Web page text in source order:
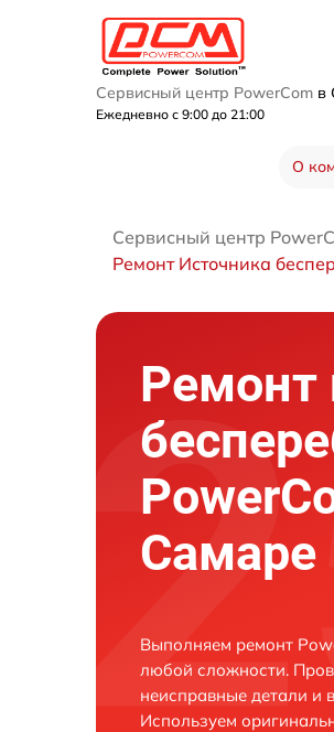
Сервисный центр PowerCom в
Ежедневно с 9:00 до 21:00
О
Сервисный центр
Ремонт Источника
Ремонт
Самаре
Выполняем ремонт
любой сложности.
неисправные детали и
Используем